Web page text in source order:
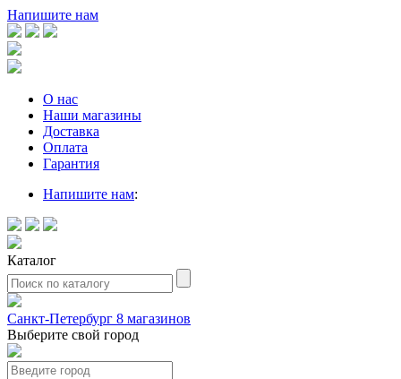
Напишите нам
О нас
Наши магазины
Доставка
Оплата
Гарантия
Напишите нам:
Каталог
Санкт-Петербург 8 магазинов
Выберите свой город